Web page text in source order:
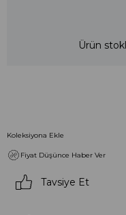
Ürün
Koleksiyona Ekle
Fiyat Düşünce Haber Ver
Tavsiye Et